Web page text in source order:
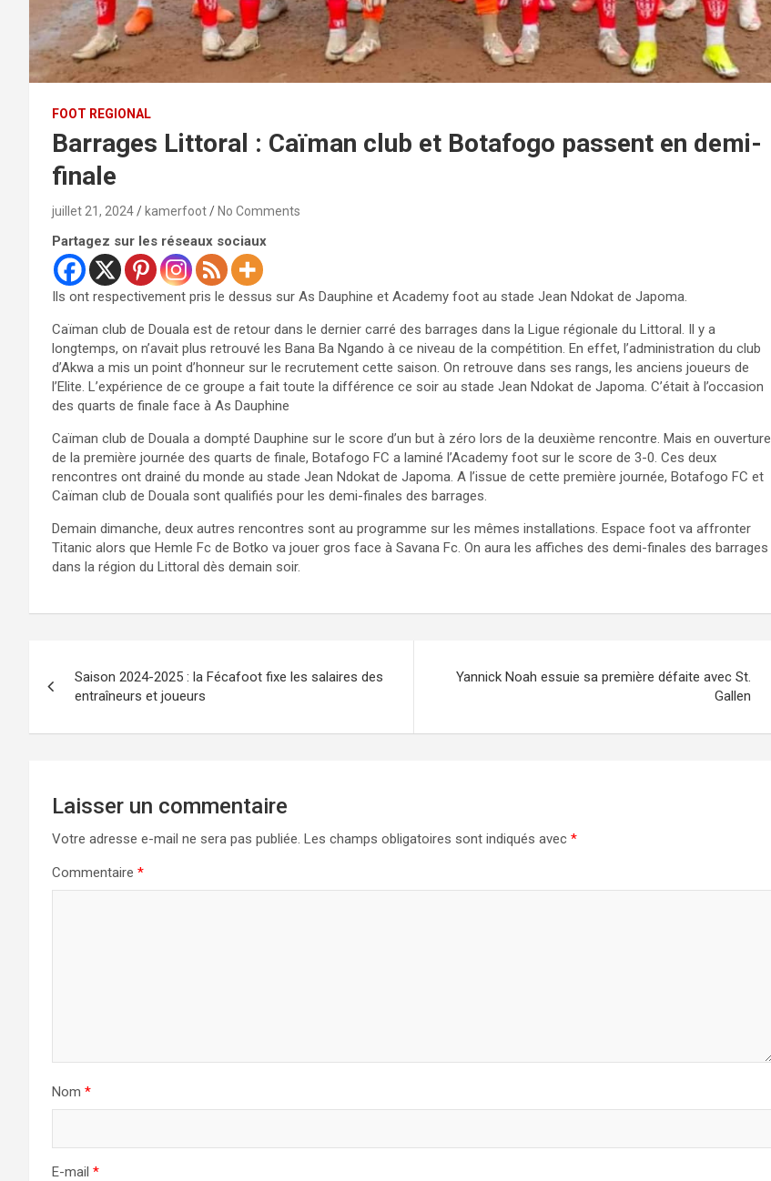
FOOT REGIONAL
Barrages Littoral : Caïman club et Botafogo passent en demi-
finale
juillet 21, 2024 kamerfoot No Comments
Partagez sur les réseaux sociaux
Ils ont respectivement pris le dessus sur As Dauphine et Academy foot au stade Jean Ndokat de Japoma.
Caïman club de Douala est de retour dans le dernier carré des barrages dans la Ligue régionale du Littoral. Il y a
longtemps, on n’avait plus retrouvé les Bana Ba Ngando à ce niveau de la compétition. En effet, l’administration du club
d’Akwa a mis un point d’honneur sur le recrutement cette saison. On retrouve dans ses rangs, les anciens joueurs de
l’Elite. L’expérience de ce groupe a fait toute la différence ce soir au stade Jean Ndokat de Japoma. C’était à l’occasion
des quarts de finale face à As Dauphine
Caïman club de Douala a dompté Dauphine sur le score d’un but à zéro lors de la deuxième rencontre. Mais en ouverture
de la première journée des quarts de finale, Botafogo FC a laminé l’Academy foot sur le score de 3-0. Ces deux
rencontres ont drainé du monde au stade Jean Ndokat de Japoma. A l’issue de cette première journée, Botafogo FC et
Caïman club de Douala sont qualifiés pour les demi-finales des barrages.
Demain dimanche, deux autres rencontres sont au programme sur les mêmes installations. Espace foot va affronter
Titanic alors que Hemle Fc de Botko va jouer gros face à Savana Fc. On aura les affiches des demi-finales des barrages
dans la région du Littoral dès demain soir.
de
l’article
Saison 2024-2025 : la Fécafoot fixe les salaires des
entraîneurs et joueurs
Yannick Noah essuie sa première défaite avec St.
Gallen
Laisser un commentaire
Votre adresse e-mail ne sera pas publiée. Les champs obligatoires sont indiqués avec *
Commentaire *
Nom *
E-mail *